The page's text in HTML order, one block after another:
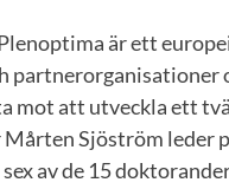
är ett
mot att utveckla ett
Mårten Sjöström
av de 15